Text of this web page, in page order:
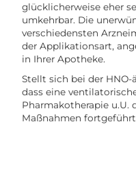
glücklicherweise eher
umkehrbar. Die
verschiedensten
der Applikationsart,
in Ihrer Apotheke.
Stellt sich bei der HNO-
dass eine
Pharmakotherapie u.U.
Maßnahmen